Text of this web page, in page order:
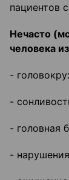
пациентов
Нечасто
человека
-
-
- головная
-